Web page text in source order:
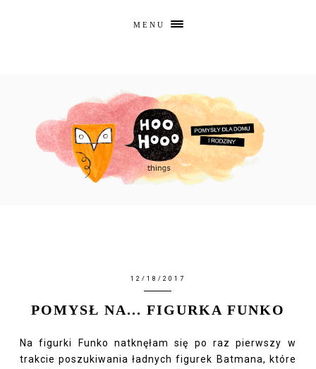
MENU
12/18/2017
POMYSŁ NA... FIGURKA FUNKO
Na figurki Funko natknęłam się po raz pierwszy w
trakcie poszukiwania ładnych figurek Batmana, które